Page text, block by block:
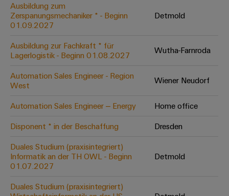
Moderne
und
digitale
für
klimafreundliche
im
Schiffbau
Verbindungslösungen
die
maritime
Industrie
Wasseraufbereitung
PCB
Services
Equipment
(OEM)
Access
&
Services
Industrial
Platform
easyConnect
Werkstatt
&
neues
Distribution
Ausbildung zum
Zerspanungsmechaniker * - Beginn
01.09.2027
Detmold
Ausbildung zur Fachkraft * für
Lagerlogistik - Beginn 01.08.2027
Wutha-Farnroda
Automation Sales Engineer - Region
West
Wiener Neudorf
Automation Sales Engineer – Energy
Home office
Disponent * in der Beschaffung
Dresden
Duales Studium (praxisintegriert)
Informatik an der TH OWL - Beginn
01.07.2027
Detmold
Duales Studium (praxisintegriert)